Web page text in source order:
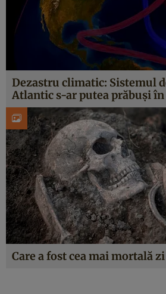
Dezastru climatic: Sistemul
Atlantic s-ar putea prăbuși în
Care a fost cea mai mortală